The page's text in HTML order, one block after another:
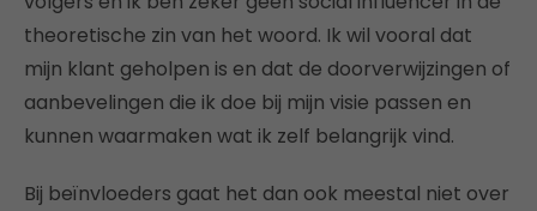
theoretische zin van het woord. Ik wil vooral dat
mijn klant geholpen is en dat de doorverwijzingen of
aanbevelingen die ik doe bij mijn visie passen en
kunnen waarmaken wat ik zelf belangrijk vind.
Bij beïnvloeders gaat het dan ook meestal niet over